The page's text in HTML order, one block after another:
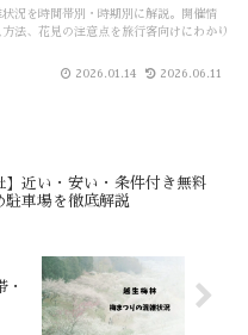
況を時間帯別・時期別に解説。開催情
法、花見の注意点を旅行客向けにわかり
2026.01.14 2026.06.11
】近い・安い・条件付き無料
駐車場を徹底解説